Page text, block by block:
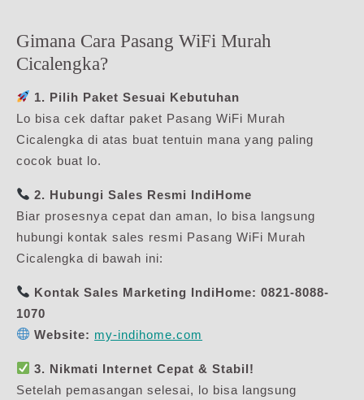
Gimana Cara Pasang WiFi Murah
Cicalengka?
1. Pilih Paket Sesuai Kebutuhan
Lo bisa cek daftar paket Pasang WiFi Murah
Cicalengka di atas buat tentuin mana yang paling
cocok buat lo.
2. Hubungi Sales Resmi IndiHome
Biar prosesnya cepat dan aman, lo bisa langsung
hubungi kontak sales resmi Pasang WiFi Murah
Cicalengka di bawah ini:
Kontak Sales Marketing IndiHome: 0821-8088-
1070
Website: my-indihome.com
3. Nikmati Internet Cepat & Stabil!
Setelah pemasangan selesai, lo bisa langsung